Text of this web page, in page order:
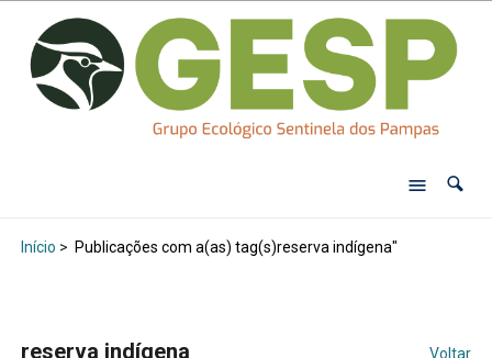
Início > Publicações com a(as) tag(s)reserva indígena"
reserva indígena Voltar